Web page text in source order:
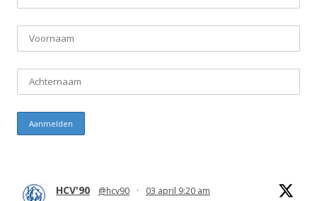
HCV'90 @hcv90 · 03 april 9:20 am